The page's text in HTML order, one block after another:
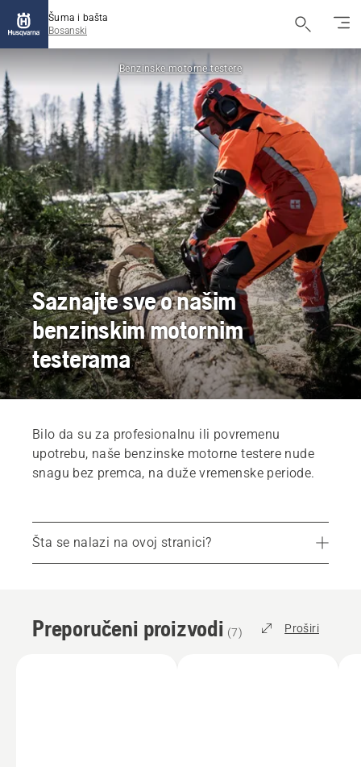
Šuma i bašta
Bosanski
Benzinske motorne testere
Saznajte sve o našim
benzinskim motornim
testerama
Bilo da su za profesionalnu ili povremenu
upotrebu, naše benzinske motorne testere nude
snagu bez premca, na duže vremenske periode.
Šta se nalazi na ovoj stranici?
Preporučeni proizvodi
Dijelovi i dodatna oprema
Preporučeni proizvodi (7) Proširi